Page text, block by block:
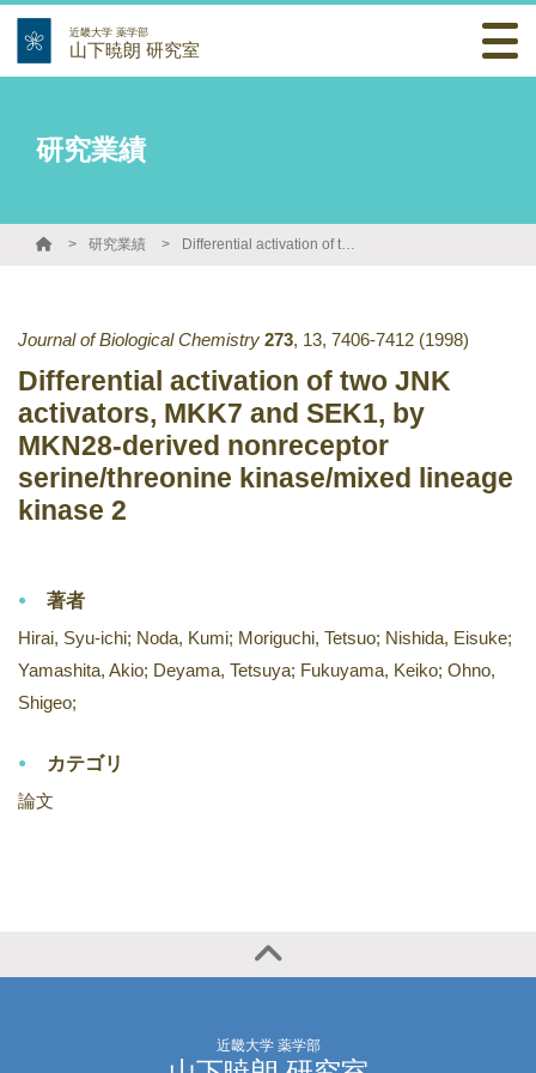
近畿大学 薬学部
山下暁朗 研究室
研究業績
研究業績 Differential activation of two JNK activators, MKK7 and SEK1, by MKN28-derived nonreceptor serine/threonine kinase/mixed lineage kinase 2
Journal of Biological Chemistry 273, 13, 7406-7412 (1998)
Differential activation of two JNK
activators, MKK7 and SEK1, by
MKN28-derived nonreceptor
serine/threonine kinase/mixed lineage
kinase 2
著者
Hirai, Syu-ichi; Noda, Kumi; Moriguchi, Tetsuo; Nishida, Eisuke;
Yamashita, Akio; Deyama, Tetsuya; Fukuyama, Keiko; Ohno,
Shigeo;
カテゴリ
論文
近畿大学 薬学部